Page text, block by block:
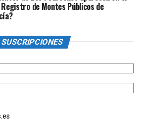
de Montes Públicos de
SUSCRIPCIONES